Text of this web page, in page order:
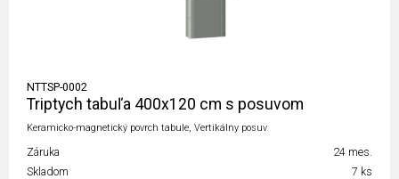
NTTSP-0002
Triptych tabuľa 400x120 cm s posuvom
Keramicko-magnetický povrch tabule, Vertikálny posuv
Záruka
24 mes.
Skladom
7 ks